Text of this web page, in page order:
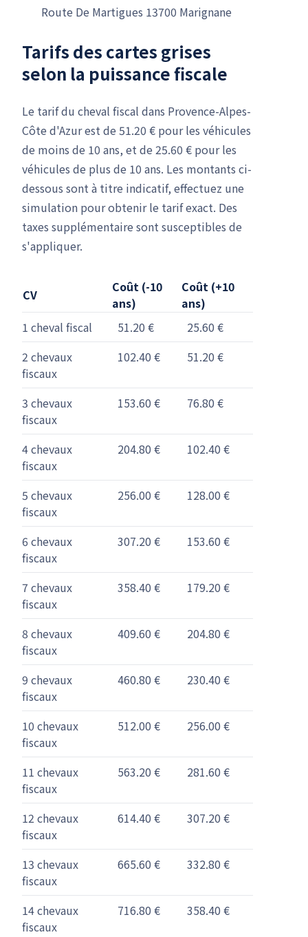
Route De Martigues 13700 Marignane
Tarifs des cartes grises
selon la puissance fiscale
Le tarif du cheval fiscal dans Provence-Alpes-
Côte d'Azur est de 51.20 € pour les véhicules
de moins de 10 ans, et de 25.60 € pour les
véhicules de plus de 10 ans. Les montants ci-
dessous sont à titre indicatif, effectuez une
simulation pour obtenir le tarif exact. Des
taxes supplémentaire sont susceptibles de
s'appliquer.
CV
Coût (-10
ans)
Coût (+10
ans)
1 cheval fiscal
51.20 €
25.60 €
2 chevaux
fiscaux
102.40 € 51.20 €
3 chevaux
fiscaux
153.60 € 76.80 €
4 chevaux
fiscaux
204.80 € 102.40 €
5 chevaux
fiscaux
256.00 € 128.00 €
6 chevaux
fiscaux
307.20 € 153.60 €
7 chevaux
fiscaux
358.40 € 179.20 €
8 chevaux
fiscaux
409.60 € 204.80 €
9 chevaux
fiscaux
460.80 € 230.40 €
10 chevaux
fiscaux
512.00 € 256.00 €
11 chevaux
fiscaux
563.20 € 281.60 €
12 chevaux
fiscaux
614.40 € 307.20 €
13 chevaux
fiscaux
665.60 € 332.80 €
14 chevaux
fiscaux
716.80 € 358.40 €